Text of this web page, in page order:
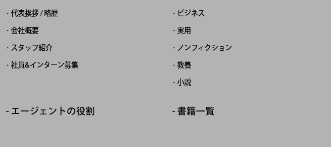
代表挨拶 / 略歴
会社概要
スタッフ紹介
社員&インターン募集
ビジネス
実用
ノンフィクション
教養
小説
エージェントの役割 書籍一覧